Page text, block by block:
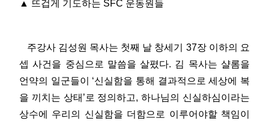
▲ 뜨겁게 기도하는 SFC 운동원들
주강사 김성원 목사는 첫째 날 창세기 37장 이하의 요
셉 사건을 중심으로 말씀을 살폈다. 김 목사는 샬롬을
언약의 일군들이 ‘신실함을 통해 결과적으로 세상에 복
을 끼치는 상태’로 정의하고, 하나님의 신실하심이라는
상수에 우리의 신실함을 더함으로 이루어야할 책임이